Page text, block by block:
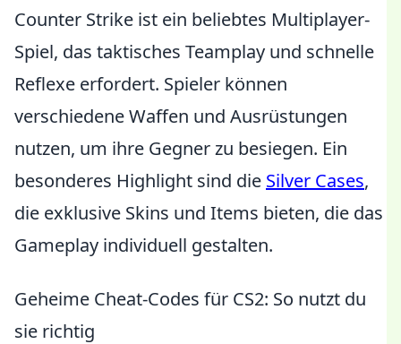
Counter Strike ist ein beliebtes Multiplayer-
Spiel, das taktisches Teamplay und schnelle
Reflexe erfordert. Spieler können
verschiedene Waffen und Ausrüstungen
nutzen, um ihre Gegner zu besiegen. Ein
besonderes Highlight sind die Silver Cases,
die exklusive Skins und Items bieten, die das
Gameplay individuell gestalten.
Geheime Cheat-Codes für CS2: So nutzt du
sie richtig